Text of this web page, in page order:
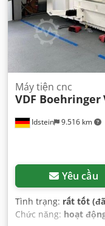
Idstein 9.516 km
Máy tiện cnc
VDF Boehringer
Yêu cầu
Tình trạng: rất tốt
Chức năng: hoạt